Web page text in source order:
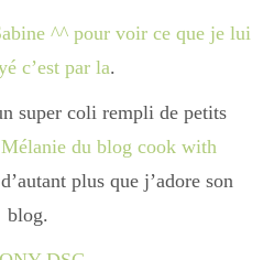
chaudes
en cuisine
^^ pour voir ce que je lui
c’est par la.
super coli rempli de petits
Mélanie du blog cook with
plus que j’adore son
blog.